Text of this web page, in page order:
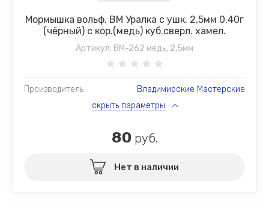
Мормышка вольф. ВМ Уралка с ушк. 2,5мм 0,40г
(чёрный) с кор.(медь) куб.сверл. хамел.
Артикул: ВМ-262 медь, 2,5мм
Производитель
Владимирские Мастерские
скрыть параметры
80 руб.
Нет в наличии